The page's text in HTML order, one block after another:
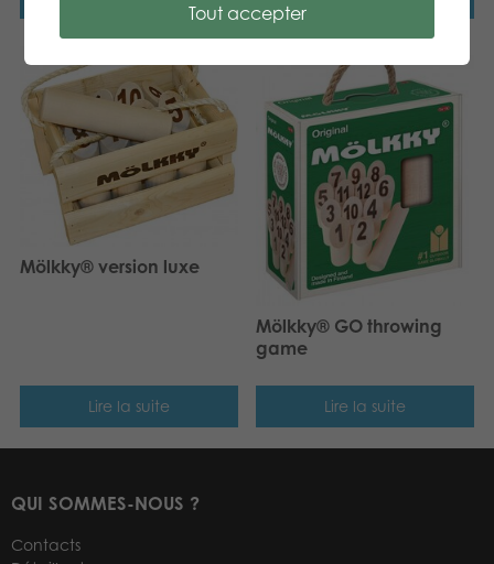
Mölkky® version luxe
Lire la suite
Mölkky® GO throwing
game
Lire la suite
QUI SOMMES-NOUS ?
Contacts
Tout accepter